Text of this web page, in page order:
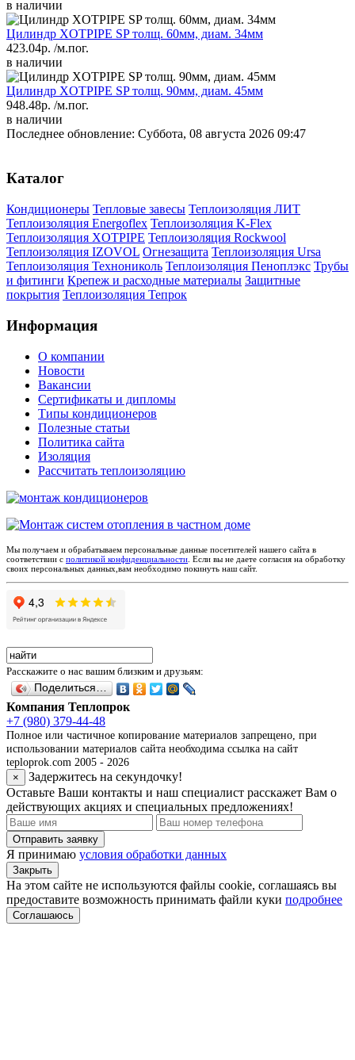
в наличии
Цилиндр XOTPIPE SP толщ. 60мм, диам. 34мм
423.04р. /м.пог.
в наличии
Цилиндр XOTPIPE SP толщ. 90мм, диам. 45мм
948.48р. /м.пог.
в наличии
Последнее обновление: Суббота, 08 августа 2026 09:47
Каталог
Кондиционеры Тепловые завесы Теплоизоляция ЛИТ
Теплоизоляция Energoflex Теплоизоляция K-Flex
Теплоизоляция XOTPIPE Теплоизоляция Rockwool
Теплоизоляция IZOVOL Огнезащита Теплоизоляция Ursa
Теплоизоляция Технониколь Теплоизоляция Пеноплэкс Трубы
и фитинги Крепеж и расходные материалы Защитные
покрытия Теплоизоляция Тепрок
Информация
О компании
Новости
Вакансии
Сертификаты и дипломы
Типы кондиционеров
Полезные статьи
Политика сайта
Изоляция
Рассчитать теплоизоляцию
Мы получаем и обрабатываем персональные данные посетителей нашего сайта в
соответствии с политикой конфиденциальности . Если вы не даете согласия на обработку
своих персональных данных,вам необходимо покинуть наш сайт.
Расскажите о нас вашим близким и друзьям:
Поделиться…
Компания Теплопрок
+7 (980) 379-44-48
Полное или частичное копирование материалов запрещено, при
использовании материалов сайта необходима ссылка на сайт
teploprok.com 2005 - 2026
×
Задержитесь на секундочку!
Оставьте Ваши контакты и наш специалист расскажет Вам о
действующих акциях и специальных предложениях!
Отправить заявку
Я принимаю условия обработки данных
Закрыть
На этом сайте не используются файлы cookie, соглашаясь вы
предоставите возможность принимать файли куки подробнее
Соглашаюсь